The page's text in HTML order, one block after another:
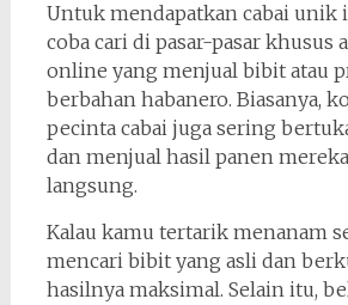
Untuk mendapatkan cabai unik
coba cari di pasar-pasar khusus
online yang menjual bibit atau
berbahan habanero. Biasanya,
pecinta cabai juga sering
dan menjual hasil panen
langsung.
Kalau kamu tertarik menanam
mencari bibit yang asli dan
hasilnya maksimal. Selain itu,